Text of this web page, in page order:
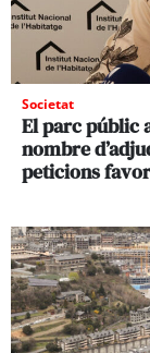
Societat
El parc públic
nombre
peticions